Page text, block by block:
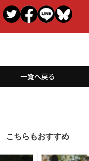
一覧へ戻る
こちらもおすすめ